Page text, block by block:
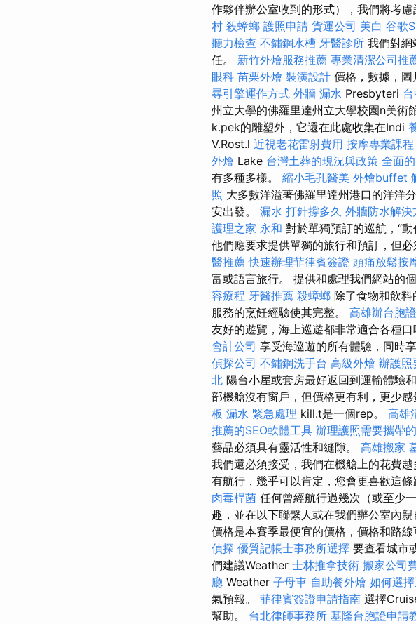
作夥伴辦公室收到的形式），我們將考
村 殺蟑螂 護照申請 貨運公司 美白 谷歌
聽力檢查 不鏽鋼水槽 牙醫診所 我們對網
任。 新竹外燴服務推薦 專業清潔公司推
眼科 苗栗外燴 裝潢設計 價格，數據，
尋引擎運作方式 外牆 漏水 Presbyteri
州立大學的佛羅里達州立大學校園n美術
k.pek的雕塑外，它還在此處收集在Indi
V.Rost.l 近視老花雷射費用 按摩專業課程
外燴 Lake 台灣土葬的現況與政策 全面
有多種多樣。 縮小毛孔醫美 外燴buffet
照 大多數洋溢著佛羅里達州港口的洋洋
安出發。 漏水 打針撐多久 外牆防水解決
護理之家 永和 對於單獨預訂的巡航，“
他們應要求提供單獨的旅行和預訂，但必
醫推薦 快速辦理菲律賓簽證 頭痛放鬆按
富或語言旅行。 提供和處理我們網站的
容療程 牙醫推薦 殺蟑螂 除了食物和飲
服務的烹飪經驗使其完整。 高雄辦台胞
友好的遊覽，海上巡遊都非常適合各種口
會計公司 享受海巡遊的所有體驗，同時
偵探公司 不鏽鋼洗手台 高級外燴 辦護照
北 陽台小屋或套房最好返回到運輸體驗
部機艙沒有窗戶，但價格更有利，更少
板 漏水 緊急處理 kill.t是一個rep。 高雄
推薦的SEO軟體工具 辦理護照需要攜帶
藝品必須具有靈活性和縫隙。 高雄搬家
我們還必須接受，我們在機艙上的花費越
有航行，幾乎可以肯定，您會更喜歡這條
肉毒桿菌 任何曾經航行過幾次（或至少
趣，並在以下聯繫人或在我們辦公室內
價格是本賽季最便宜的價格，價格和路
偵探 優質記帳士事務所選擇 要查看城市
們建議Weather 士林推拿技術 搬家公司
廳 Weather 子母車 自助餐外燴 如何選
氣預報。 菲律賓簽證申請指南 選擇
幫助。 台北律師事務所 基隆台胞證申請